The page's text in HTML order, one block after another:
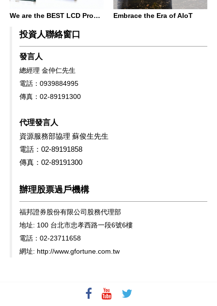
We are the BEST LCD Provider Embrace the Era of AIoT
投資人聯絡窗口
發言人
總經理 金仲仁先生
電話：0939884995
傳真：02-89191300
代理發言人
資源服務部協理 蘇俊生先生
電話：02-89191858
傳真：02-89191300
辦理股票過戶機構
福邦證券股份有限公司股務代理部
地址: 100 台北市忠孝西路一段6號6樓
電話：02-23711658
網址: http://www.gfortune.com.tw